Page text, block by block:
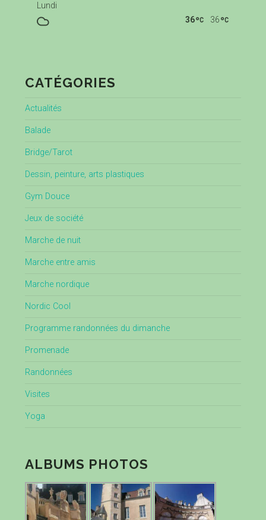
Lundi
36
36
CATÉGORIES
Actualités
Balade
Bridge/Tarot
Dessin, peinture, arts plastiques
Gym Douce
Jeux de société
Marche de nuit
Marche entre amis
Marche nordique
Nordic Cool
Programme randonnées du dimanche
Promenade
Randonnées
Visites
Yoga
ALBUMS PHOTOS